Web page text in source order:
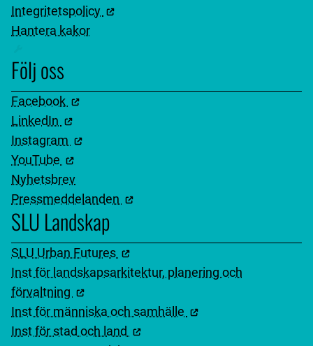
Integritetspolicy
Hantera kakor
Följ oss
Facebook
LinkedIn
Instagram
YouTube
Nyhetsbrev
Pressmeddelanden
SLU Landskap
SLU Urban Futures
Inst för landskapsarkitektur, planering och
förvaltning
Inst för människa och samhälle
Inst för stad och land